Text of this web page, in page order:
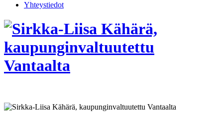
Yhteystiedot